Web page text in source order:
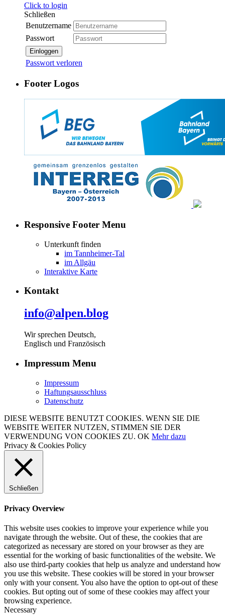
Click to login
Schließen
Benutzername
Passwort
Einloggen
Passwort verloren
Footer Logos
Responsive Footer Menu
Unterkunft finden
im Tannheimer-Tal
im Allgäu
Interaktive Karte
Kontakt
info@alpen.blog
Wir sprechen Deutsch,
Englisch und Französisch
Impressum Menu
Impressum
Haftungsausschluss
Datenschutz
DIESE WEBSITE BENUTZT COOKIES. WENN SIE DIE
WEBSITE WEITER NUTZEN, STIMMEN SIE DER
VERWENDUNG VON COOKIES ZU. OK Mehr dazu
Privacy & Cookies Policy
Schließen
Privacy Overview
This website uses cookies to improve your experience while you
navigate through the website. Out of these, the cookies that are
categorized as necessary are stored on your browser as they are
essential for the working of basic functionalities of the website. We
also use third-party cookies that help us analyze and understand how
you use this website. These cookies will be stored in your browser
only with your consent. You also have the option to opt-out of these
cookies. But opting out of some of these cookies may affect your
browsing experience.
Necessary